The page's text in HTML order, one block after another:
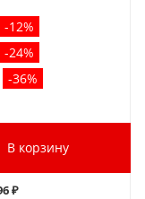
-12%
-24%
-36%
В корзину
₽